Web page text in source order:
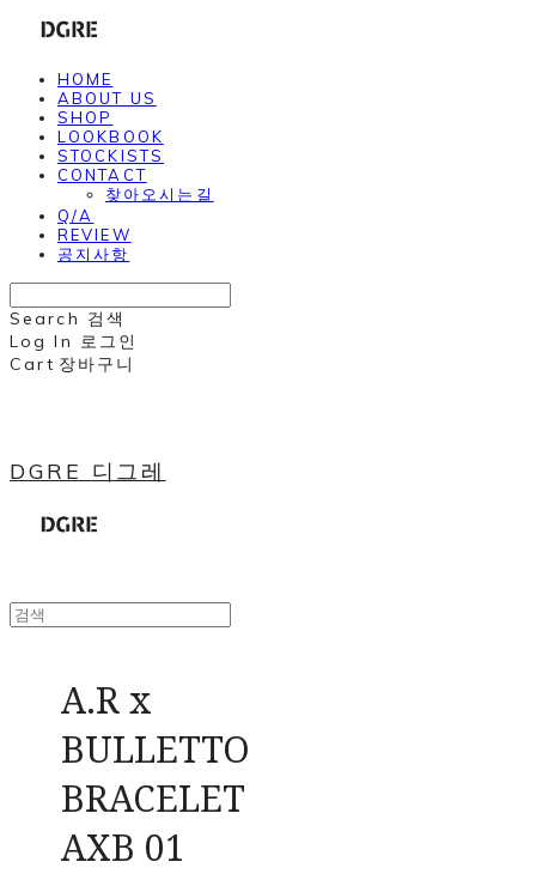
HOME
ABOUT US
SHOP
LOOKBOOK
STOCKISTS
CONTACT
찾아오시는길
Q/A
REVIEW
공지사항
Search 검색
Log In
로그인
Cart 장바구니
DGRE 디그레
A.R x
BULLETTO
BRACELET
AXB 01